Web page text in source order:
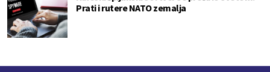
Prati i rutere NATO zemalja